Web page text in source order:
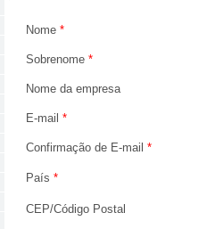
Nome *
Sobrenome *
Nome da empresa
E-mail *
Confirmação de E-mail *
País *
CEP/Código Postal